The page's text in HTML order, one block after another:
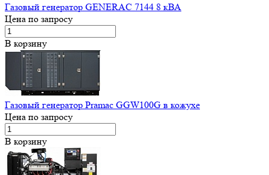
Газовый генератор GENERAC 7144 8 кВА
Цена по запросу
В корзину
Газовый генератор Pramac GGW100G в кожухе
Цена по запросу
В корзину